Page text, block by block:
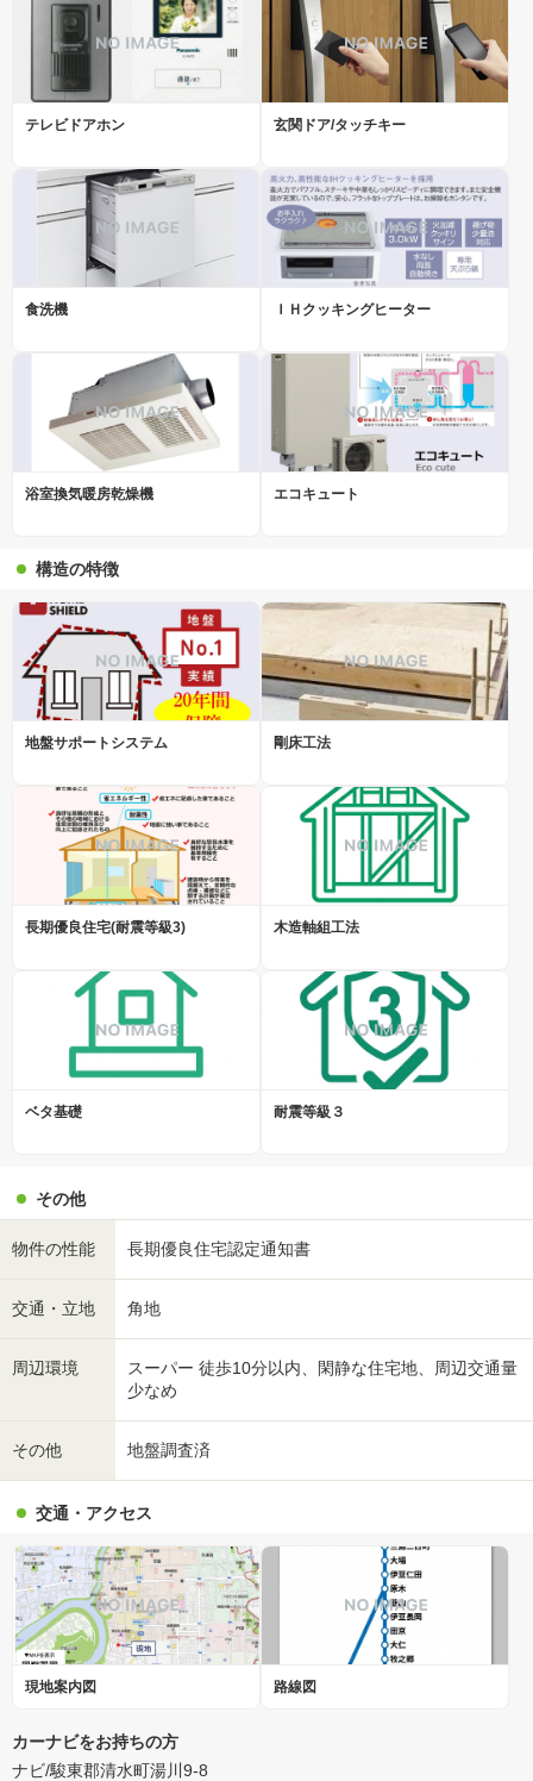
テレビドアホン 玄関ドア/タッチキー
食洗機 ＩＨクッキングヒーター
浴室換気暖房乾燥機 エコキュート
構造の特徴
地盤サポートシステム 剛床工法
長期優良住宅(耐震等級3) 木造軸組工法
ベタ基礎 耐震等級３
その他
物件の性能 長期優良住宅認定通知書
交通・立地 角地
周辺環境
スーパー 徒歩10分以内、閑静な住宅地、周辺交通量
少なめ
その他 地盤調査済
交通・アクセス
現地案内図 路線図
カーナビをお持ちの方
ナビ/駿東郡清水町湯川9-8